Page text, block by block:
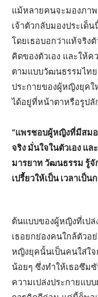
แม้หลายคนจะมองภา
เจ้าตัวกลับมองประเด็
โดยเธอบอกว่าแท้จริง
คิดของตัวเอง และให้
ตามแบบวัฒนธรรมไท
ประกายของผู้หญิงยุคใ
ได้อยู่ที่หน้าตาหรือรูป
“แพรชอบผู้หญิงที่มีสมอ
จริง มั่นใจในตัวเอง แล
มารยาท วัฒนธรรม รู้จั
เปรี้ยวให้เป็น เวลาเป็
ต้นแบบของผู้หญิงที่เปล่
เธอยกย่องคนใกล้ตัวอ
หญิงยุคนั้นเป็นคนใส่ใจ
น้อยๆ ซึ่งทำให้เธอซึม
ความเปล่งประกายแบ